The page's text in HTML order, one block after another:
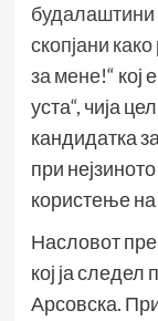
будалаштини
скопјани
за мене!“ кој
уста“, чија
кандидатка
при
користење
Насловот
кој ја
Арсовска.